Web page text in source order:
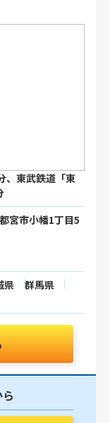
、東武鉄道「東
宮市小幡1丁目5
県
群馬県